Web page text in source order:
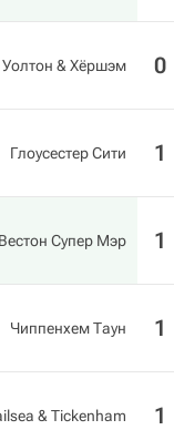
Уолтон & Хёршэм 0
Глоусестер Сити 1
Вестон Супер Мэр 1
Чиппенхем Таун 1
& Tickenham 1